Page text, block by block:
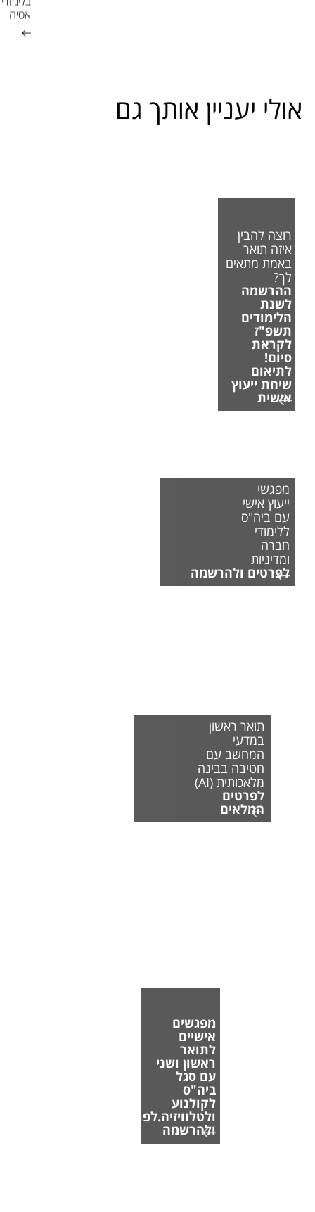
אסיה
אולי יעניין אותך גם
רוצה להבין
איזה תואר
באמת מתאים
לך?
ההרשמה
לשנת
הלימודים
תשפ"ז
לקראת
סיום!
לתיאום
שיחת ייעוץ
אישית
מפגשי
ייעוץ אישי
עם ביה"ס
ללימודי
חברה
ומדיניות
לפרטים ולהרשמה
תואר ראשון
במדעי
המחשב עם
חטיבה בבינה
מלאכותית (AI)
לפרטים
המלאים
מפגשים
אישיים
לתואר
ראשון ושני
עם סגל
ביה"ס
לקולנוע
ולטלוויזיה.לפרטים
ולהרשמה